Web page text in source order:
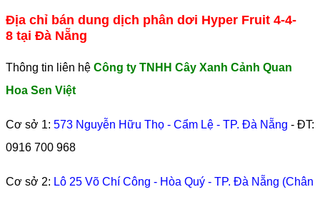
Địa chỉ bán dung dịch phân dơi Hyper Fruit 4-4-
8 tại Đà Nẵng
Thông tin liên hệ Công ty TNHH Cây Xanh Cảnh Quan
Hoa Sen Việt
Cơ sở 1: 573 Nguyễn Hữu Thọ - Cẩm Lệ - TP. Đà Nẵng - ĐT:
0916 700 968
Cơ sở 2: Lô 25 Võ Chí Công - Hòa Quý - TP. Đà Nẵng (Chân